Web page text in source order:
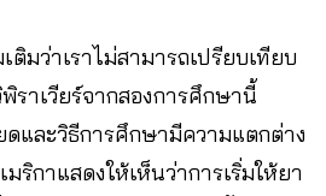
ติมว่าเราไม่สามารถเปรียบเทียบ
ราเวียร์จากสองการศึกษานี้
ดและวิธีการศึกษามีความแตกต่าง
ริกาแสดงให้เห็นว่าการเริ่มให้ยา